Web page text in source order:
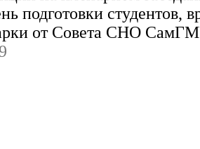
подготовки студентов,
от Совета СНО